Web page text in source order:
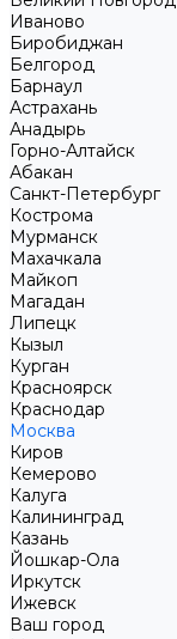
Иваново
Биробиджан
Белгород
Барнаул
Астрахань
Анадырь
Горно-Алтайск
Абакан
Санкт-Петербург
Кострома
Мурманск
Махачкала
Майкоп
Магадан
Липецк
Кызыл
Курган
Красноярск
Краснодар
Москва
Киров
Кемерово
Калуга
Калининград
Казань
Йошкар-Ола
Иркутск
Ижевск
Ваш город